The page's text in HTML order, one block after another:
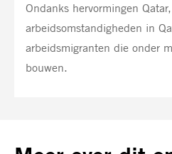
Ondanks hervormingen
arbeidsomstandigheden in
arbeidsmigranten die onder
bouwen.